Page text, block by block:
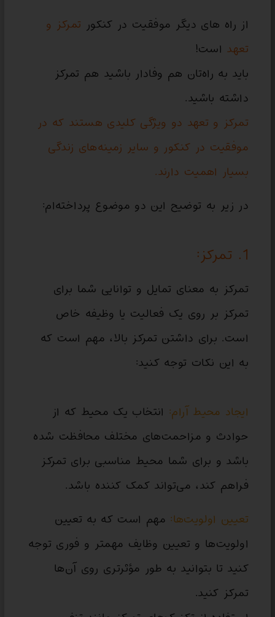
از راه های دیگر موفقیت در کنکور تمرکز و
تعهد است!
باید به راه‌تان هم وفادار باشید هم تمرکز
داشته باشید.
تمرکز و تعهد دو ویژگی کلیدی هستند که در
موفقیت در کنکور و سایر زمینه‌های زندگی
بسیار اهمیت دارند.
در زیر به توضیح این دو موضوع پرداخته‌ام:
1. تمرکز:
تمرکز به معنای تمایل و توانایی شما برای
تمرکز بر روی یک فعالیت یا وظیفه خاص
است. برای داشتن تمرکز بالا، مهم است که
به این نکات توجه کنید:
ایجاد محیط آرام: انتخاب یک محیط که از
حوادث و مزاحمت‌های مختلف محافظت شده
باشد و برای شما محیط مناسبی برای تمرکز
فراهم کند، می‌تواند کمک کننده باشد.
تعیین اولویت‌ها: مهم است که به تعیین
اولویت‌ها و تعیین وظایف مهمتر و فوری توجه
کنید تا بتوانید به طور مؤثرتری روی آن‌ها
تمرکز کنید.